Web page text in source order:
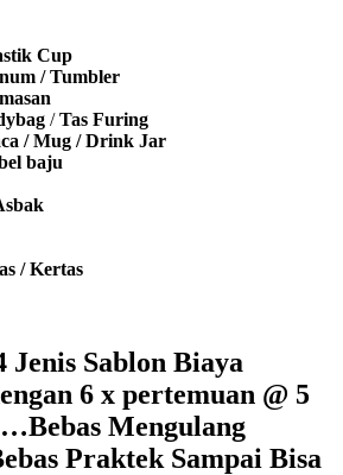
Cup
/ Tumbler
/Tas Furing
/ Mug / Drink Jar
baju
/ Kertas
Jenis Sablon Biaya
6 x pertemuan @ 5
Mengulang
Praktek Sampai Bisa